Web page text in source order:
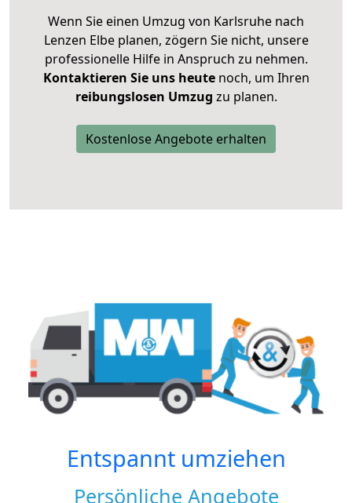
Wenn Sie einen Umzug von Karlsruhe nach
Lenzen Elbe planen, zögern Sie nicht, unsere
professionelle Hilfe in Anspruch zu nehmen.
Kontaktieren Sie uns heutenoch, um Ihren
reibungslosen Umzug zu planen.
Kostenlose Angebote erhalten
Entspannt umziehen
Persönliche Angebote